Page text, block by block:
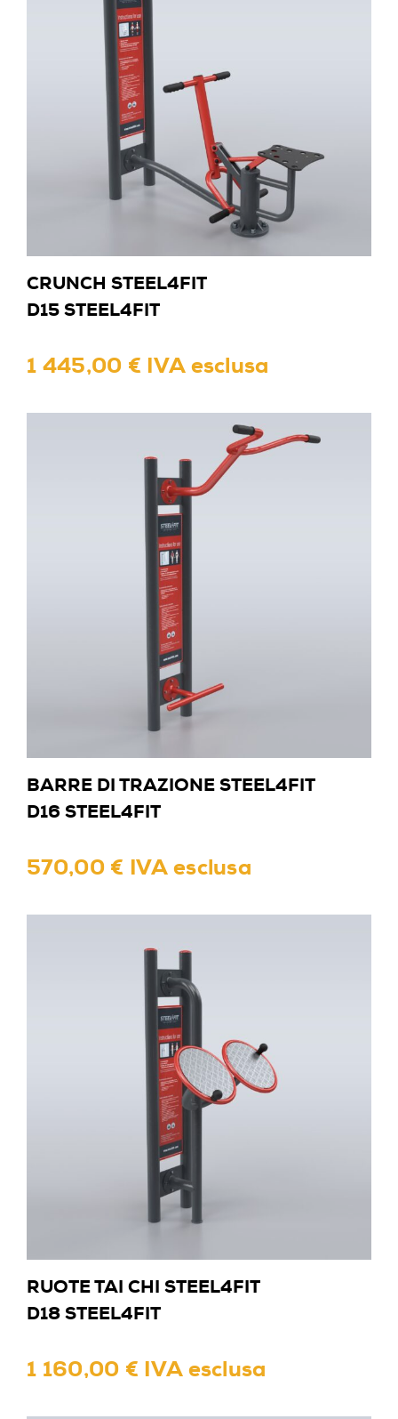
CRUNCH STEEL4FIT
D15 STEEL4FIT
1 445,00 € IVA esclusa
BARRE DI TRAZIONE STEEL4FIT
D16 STEEL4FIT
570,00 € IVA esclusa
RUOTE TAI CHI STEEL4FIT
D18 STEEL4FIT
1 160,00 € IVA esclusa